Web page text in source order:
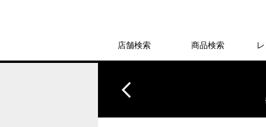
店舗検索 商品検索